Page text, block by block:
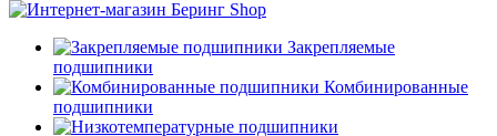
Закрепляемые
подшипники
Комбинированные
подшипники